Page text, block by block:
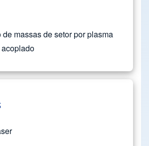
de massas de setor por plasma